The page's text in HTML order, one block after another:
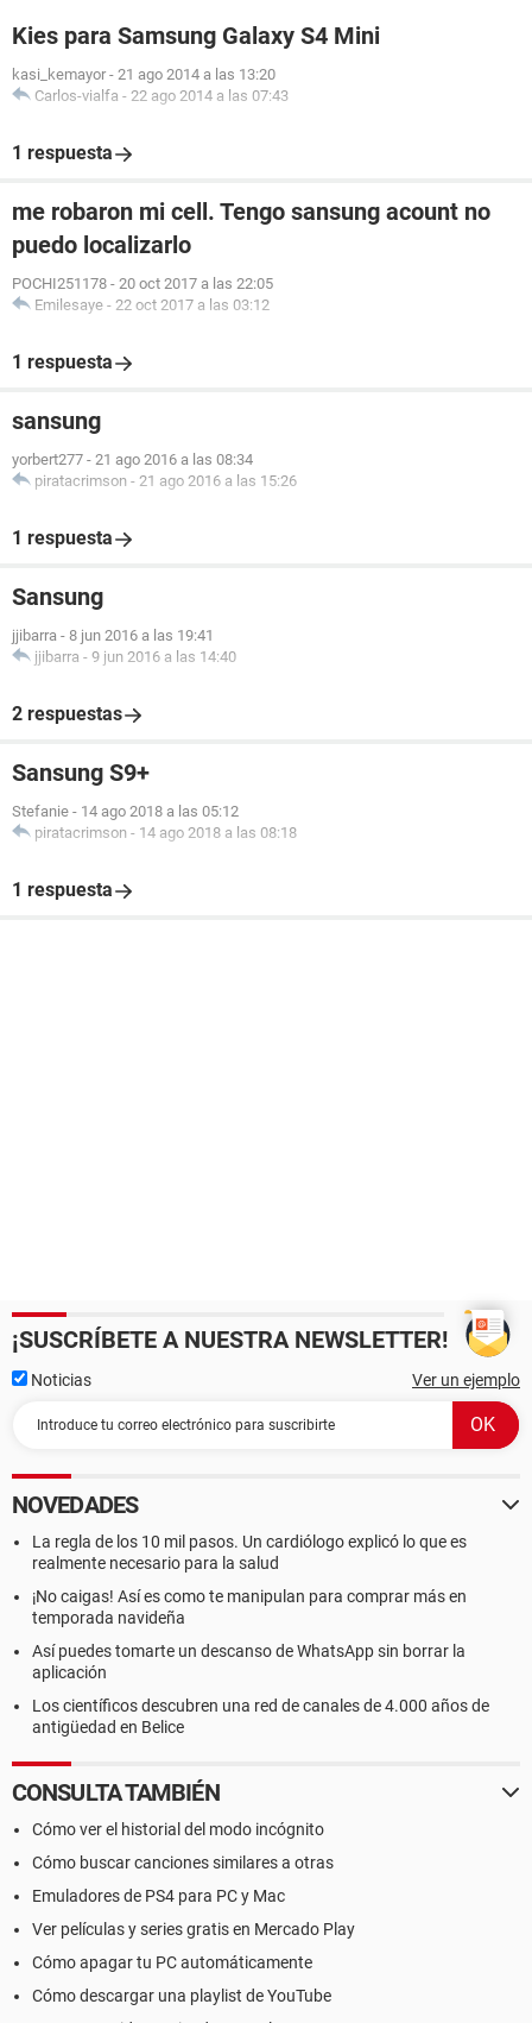
Kies para Samsung Galaxy S4 Mini
kasi_kemayor - 21 ago 2014 a las 13:20
Carlos-vialfa - 22 ago 2014 a las 07:43
1 respuesta
me robaron mi cell. Tengo sansung acount no
puedo localizarlo
POCHI251178 - 20 oct 2017 a las 22:05
Emilesaye - 22 oct 2017 a las 03:12
1 respuesta
sansung
yorbert277 - 21 ago 2016 a las 08:34
piratacrimson - 21 ago 2016 a las 15:26
1 respuesta
Sansung
jjibarra - 8 jun 2016 a las 19:41
jjibarra - 9 jun 2016 a las 14:40
2 respuestas
Sansung S9+
Stefanie - 14 ago 2018 a las 05:12
piratacrimson - 14 ago 2018 a las 08:18
1 respuesta
¡SUSCRÍBETE A NUESTRA NEWSLETTER!
Noticias Ver un ejemplo
NOVEDADES
La regla de los 10 mil pasos. Un cardiólogo explicó lo que es
realmente necesario para la salud
¡No caigas! Así es como te manipulan para comprar más en
temporada navideña
Así puedes tomarte un descanso de WhatsApp sin borrar la
aplicación
Los científicos descubren una red de canales de 4.000 años de
antigüedad en Belice
CONSULTA TAMBIÉN
Cómo ver el historial del modo incógnito
Cómo buscar canciones similares a otras
Emuladores de PS4 para PC y Mac
Ver películas y series gratis en Mercado Play
Cómo apagar tu PC automáticamente
Cómo descargar una playlist de YouTube